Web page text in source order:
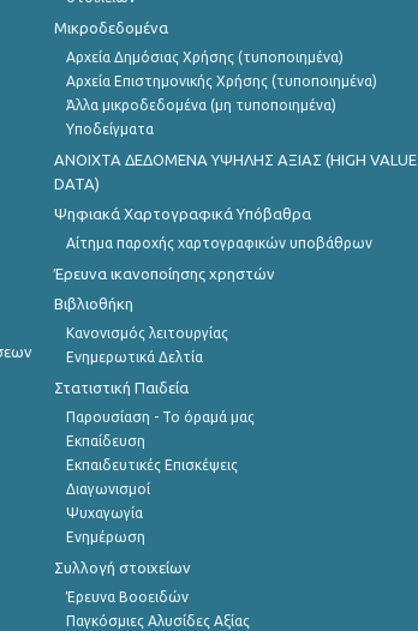
Μικροδεδομένα
Αρχεία Δημόσιας Χρήσης (τυποποιημένα)
Αρχεία Επιστημονικής Χρήσης (τυποποιημένα)
Άλλα μικροδεδομένα (μη τυποποιημένα)
Υποδείγματα
ANOIXTA ΔΕΔΟΜΕΝΑ ΥΨΗΛΗΣ ΑΞΙΑΣ (HIGH VALUE
DATA)
Ψηφιακά Χαρτογραφικά Υπόβαθρα
Αίτημα παροχής χαρτογραφικών υποβάθρων
Έρευνα ικανοποίησης χρηστών
Βιβλιοθήκη
Κανονισμός λειτουργίας
Ενημερωτικά Δελτία
Στατιστική Παιδεία
Παρουσίαση - Το όραμά μας
Εκπαίδευση
Εκπαιδευτικές Επισκέψεις
Διαγωνισμοί
Ψυχαγωγία
Ενημέρωση
Συλλογή στοιχείων
Έρευνα Βοοειδών
Παγκόσμιες Αλυσίδες Αξίας